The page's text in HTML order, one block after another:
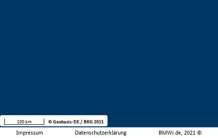
Impressum Datenschutzerklärung BMWi.de, 2021 ©
100 km © Geobasis-DE / BKG 2015